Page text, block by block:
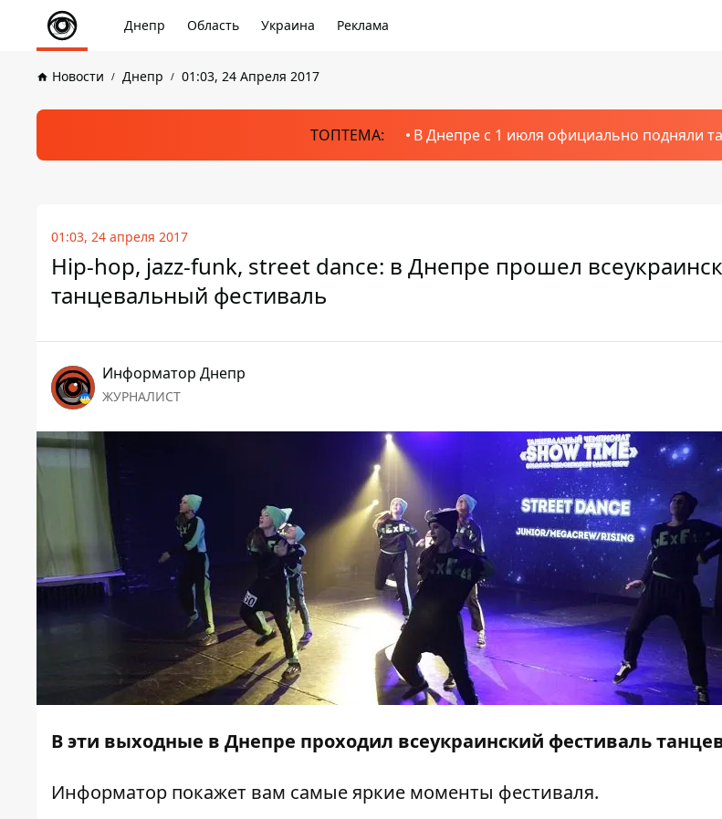
Днепр Область Украина Реклама
Новости Днепр 01:03, 24 Апреля 2017
ТОПТЕМА: В Днепре с 1 июля официально подняли
01:03, 24 апреля 2017
Hip-hop, jazz-funk, street dance: в Днепре прошел
танцевальный фестиваль
Информатор Днепр
ЖУРНАЛИСТ
Вэти выходные в Днепре проходил всеукраинский фестиваль
Информатор покажет вам самые яркие моменты фестиваля.